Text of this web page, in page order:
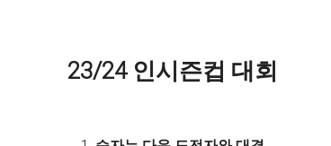
23/24 인시즌컵 대회